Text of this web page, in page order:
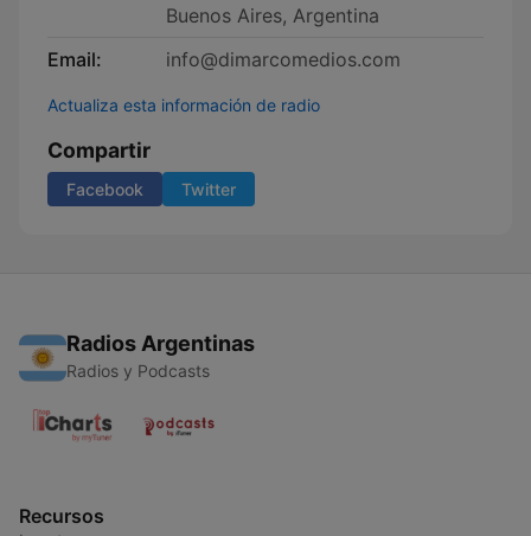
Buenos Aires, Argentina
Email:
info@dimarcomedios.com
Actualiza esta información de radio
Compartir
Facebook Twitter
Radios Argentinas
Radios y Podcasts
Recursos